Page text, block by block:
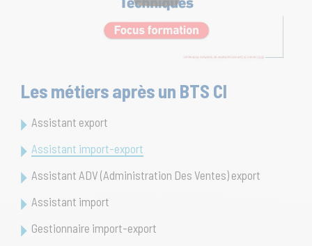
Les métiers après un BTS CI
Assistant export
Assistant import-export
Assistant ADV (Administration Des Ventes) export
Assistant import
Gestionnaire import-export